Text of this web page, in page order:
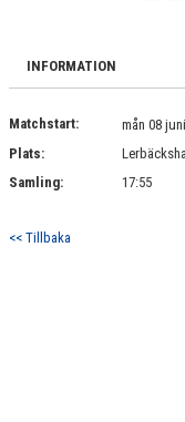
DOKUMENT
KONTAKT
BILDBANK
INFORMATION
Matchstart:
mån 08
Plats:
Samling:
17:55
<< Tillbaka